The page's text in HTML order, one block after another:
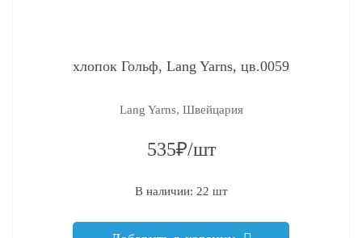
хлопок Гольф, Lang Yarns, цв.0059
Lang Yarns, Швейцария
535₽/шт
В наличии: 22 шт